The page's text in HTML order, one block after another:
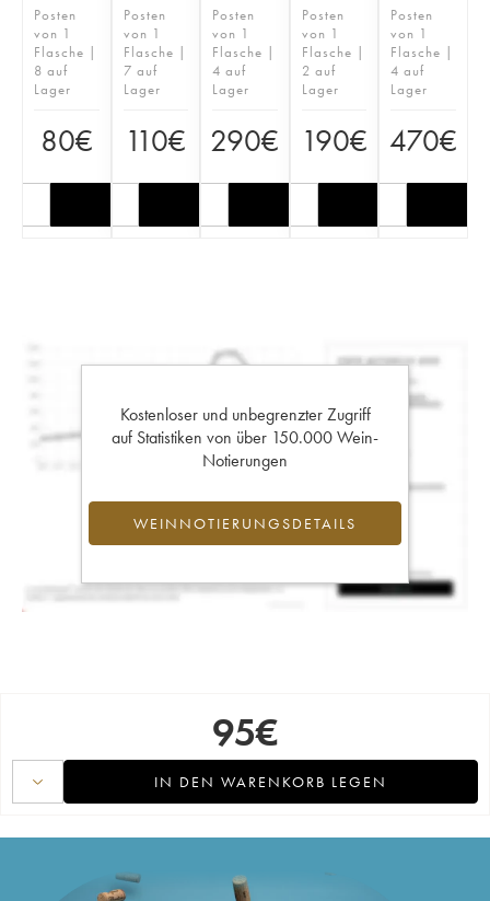
Posten
von 1
Flasche |
8 auf
Lager
80€
Posten
von 1
Flasche |
7 auf
Lager
110€
Posten
von 1
Flasche |
4 auf
Lager
290€
Posten
von 1
Flasche |
2 auf
Lager
190€
Posten
von 1
Flasche |
4 auf
Lager
470€
Kostenloser und unbegrenzter Zugriff
auf Statistiken von über 150.000 Wein-
Notierungen
WEINNOTIERUNGSDETAILS
95€
IN DEN WARENKORB LEGEN